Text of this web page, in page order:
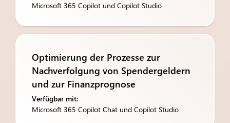
Microsoft 365 Copilot und Copilot Studio
Optimierung der Prozesse zur
Nachverfolgung von Spendergeldern
und zur Finanzprognose
Verfügbar mit:
Microsoft 365 Copilot Chat und Copilot Studio